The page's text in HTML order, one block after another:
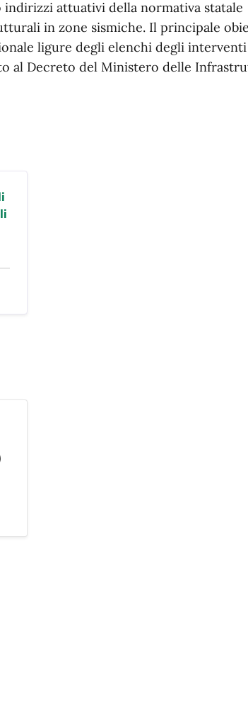
attuativi della normativa statale
in zone sismiche. Il principale
ligure degli elenchi degli
al Decreto del Ministero delle